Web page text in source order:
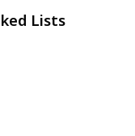
Lists